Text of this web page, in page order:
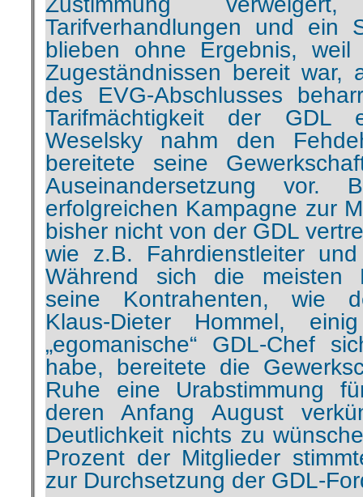
Zugeständnissen bereit war,
des EVG-Abschlusses
Tarifmächtigkeit der GDL
Weselsky nahm den
bereitete seine
Auseinandersetzung vor.
erfolgreichen Kampagne zur
bisher nicht von der GDL
wie z.B. Fahrdienstleiter und
Während sich die meisten
seine Kontrahenten, wie
Klaus-Dieter Hommel,
„egomanische“ GDL-Chef
habe, bereitete die
Ruhe eine Urabstimmung
deren Anfang August
Deutlichkeit nichts zu
Prozent der Mitglieder
zur Durchsetzung der GDL-
Drei Streikwellen als